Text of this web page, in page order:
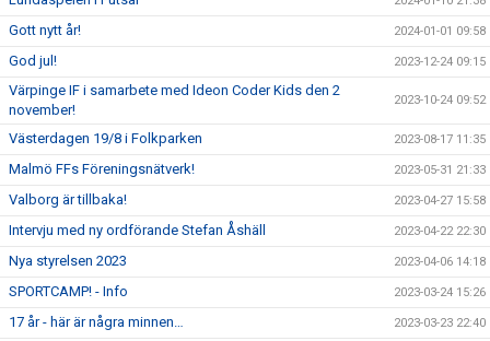
Gott nytt år! 2024-01-01 09:58
God jul! 2023-12-24 09:15
Värpinge IF i samarbete med Ideon Coder Kids den 2
november!
2023-10-24 09:52
Västerdagen 19/8 i Folkparken 2023-08-17 11:35
Malmö FFs Föreningsnätverk! 2023-05-31 21:33
Valborg är tillbaka! 2023-04-27 15:58
Intervju med ny ordförande Stefan Åshäll 2023-04-22 22:30
Nya styrelsen 2023 2023-04-06 14:18
SPORTCAMP! - Info 2023-03-24 15:26
17 år - här är några minnen… 2023-03-23 22:40